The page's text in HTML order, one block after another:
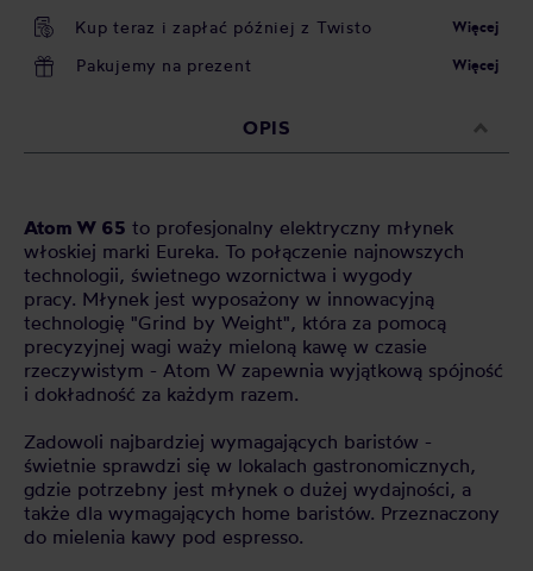
Kup teraz i zapłać później z Twisto Więcej
Pakujemy na prezent Więcej
OPIS
Atom W 65 to profesjonalny elektryczny młynek
włoskiej marki Eureka. To połączenie najnowszych
technologii, świetnego wzornictwa i wygody
pracy. Młynek jest wyposażony w innowacyjną
technologię "Grind by Weight", która za pomocą
precyzyjnej wagi waży mieloną kawę w czasie
rzeczywistym - Atom W zapewnia wyjątkową spójność
i dokładność za każdym razem.
Zadowoli najbardziej wymagających baristów -
świetnie sprawdzi się w lokalach gastronomicznych,
gdzie potrzebny jest młynek o dużej wydajności, a
także dla wymagających home baristów. Przeznaczony
do mielenia kawy pod espresso.